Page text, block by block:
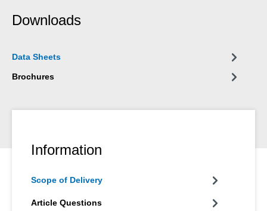
Downloads
Data Sheets
Brochures
Information
Scope of Delivery
Article Questions